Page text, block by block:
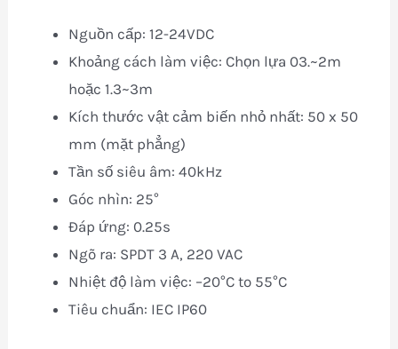
Nguồn cấp: 12-24VDC
Khoảng cách làm việc: Chọn lựa 03.~2m
hoặc 1.3~3m
Kích thước vật cảm biến nhỏ nhất: 50 x 50
mm (mặt phẳng)
Tần số siêu âm: 40kHz
Góc nhìn: 25°
Đáp ứng: 0.25s
Ngõ ra: SPDT 3 A, 220 VAC
Nhiệt độ làm việc: –20°C to 55°C
Tiêu chuẩn: IEC IP60